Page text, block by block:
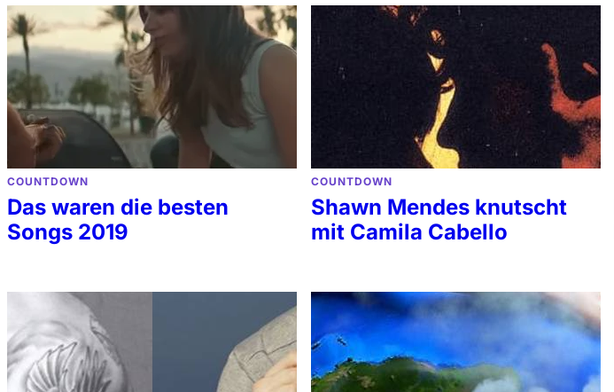
COUNTDOWN
Das waren die besten
Songs 2019
COUNTDOWN
Shawn Mendes knutscht
mit Camila Cabello